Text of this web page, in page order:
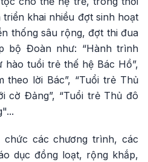
khai nhiều đợt sinh hoạt
thống sâu rộng, đợt thi đua
bộ Đoàn như: “Hành trình
hào tuổi trẻ thế hệ Bác Hồ”,
theo lời Bác”, “Tuổi trẻ Thủ
cờ Đảng”, “Tuổi trẻ Thủ đô
các chương trình, các
dục đồng loạt, rộng khắp,